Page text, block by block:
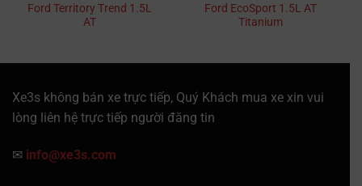
Ford Territory Trend 1.5L
AT
Ford EcoSport 1.5L AT
Titanium
Xe3s không bán xe trực tiếp, Quý Khách mua xe xin vui
lòng liên hệ trực tiếp người đăng tin
✉ info@xe3s.com